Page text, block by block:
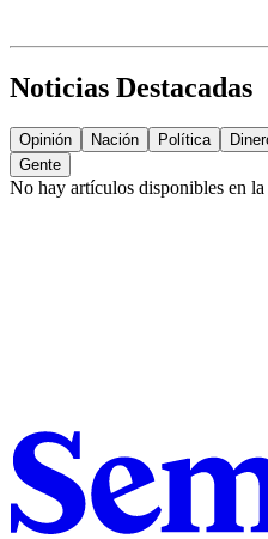
Noticias Destacadas
Opinión Nación Política
Gente
No hay artículos disponibles en la